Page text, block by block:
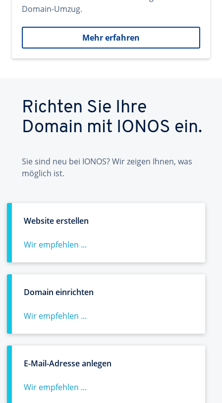
Domain-Umzug.
Mehr erfahren
Richten Sie Ihre
Domain mit IONOS ein.
Sie sind neu bei IONOS? Wir zeigen Ihnen, was
möglich ist.
Website erstellen
Wir empfehlen ...
Domain einrichten
Wir empfehlen ...
E-Mail-Adresse anlegen
Wir empfehlen ...